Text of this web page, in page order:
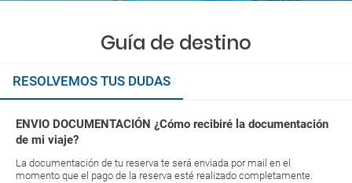
Guía de destino
RESOLVEMOS TUS DUDAS
ENVIO DOCUMENTACIÓN ¿Cómo recibiré la documentación
de mi viaje?
La documentación de tu reserva te será enviada por mail en el
momento que el pago de la reserva esté realizado completamente.